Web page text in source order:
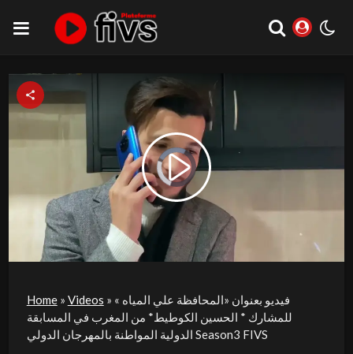
Video
Player
is
loading.
Play
Video
Home» Videos » فيديو بعنوان «المحافظة علي المياه »
للمشارك * الحسين الكوطيط* من المغرب في المسابقة
الدولية المواطنة بالمهرجان الدولي Season3 FIVS